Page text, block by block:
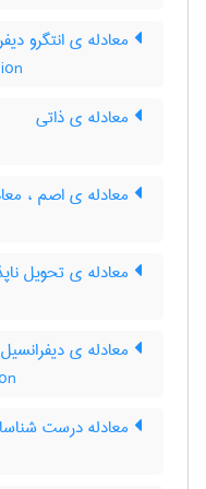
معادله ی انتگرو
معادله ی ذاتی
معادله ی اصم ،
معادله ی تحویل
معادله ی
معادله درست